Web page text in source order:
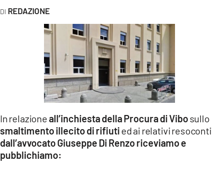
LACONAIR.IT
ILREGGINO.IT
COSENZACHANNEL.IT
REDAZIONE
In relazioneall’inchiesta della Procura di Vibosullo
smaltimento illecito di rifiuti ed ai relativi resoconti
dall’avvocato Giuseppe Di Renzo riceviamo e
pubblichiamo: